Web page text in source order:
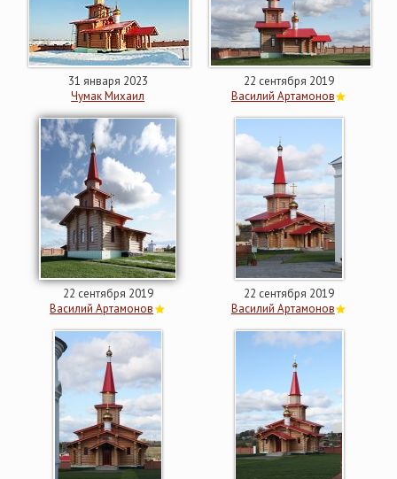
31 января 2023
Чумак Михаил
22 сентября 2019
Василий Артамонов
22 сентября 2019
Василий Артамонов
22 сентября 2019
Василий Артамонов